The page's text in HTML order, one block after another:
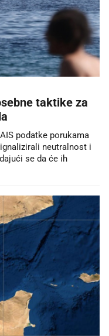
taktike za
podatke porukama
neutralnost i
se da će ih